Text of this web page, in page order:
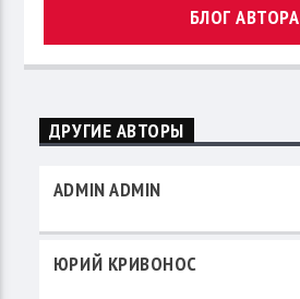
БЛОГ АВТОРА
ДРУГИЕ АВТОРЫ
ADMIN ADMIN
ЮРИЙ КРИВОНОС